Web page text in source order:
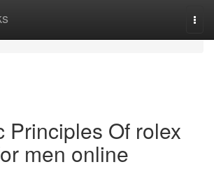
Principles Of rolex
men online